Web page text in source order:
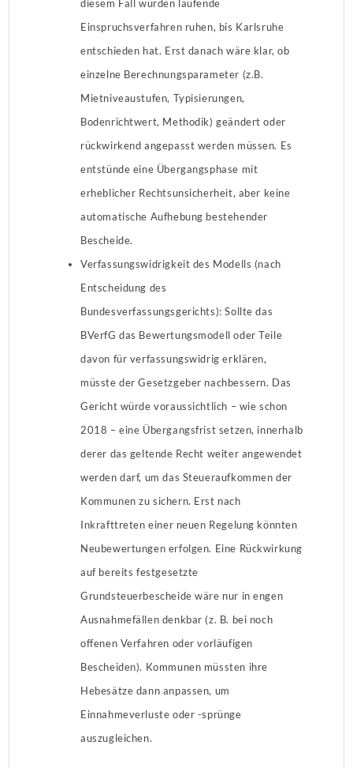
diesem Fall würden laufende
Einspruchsverfahren ruhen, bis Karlsruhe
entschieden hat. Erst danach wäre klar, ob
einzelne Berechnungsparameter (z.B.
Mietniveaustufen, Typisierungen,
Bodenrichtwert, Methodik) geändert oder
rückwirkend angepasst werden müssen. Es
entstünde eine Übergangsphase mit
erheblicher Rechtsunsicherheit, aber keine
automatische Aufhebung bestehender
Bescheide.
Verfassungswidrigkeit des Modells (nach
Entscheidung des
Bundesverfassungsgerichts): Sollte das
BVerfG das Bewertungsmodell oder Teile
davon für verfassungswidrig erklären,
müsste der Gesetzgeber nachbessern. Das
Gericht würde voraussichtlich – wie schon
2018 – eine Übergangsfrist setzen, innerhalb
derer das geltende Recht weiter angewendet
werden darf, um das Steueraufkommen der
Kommunen zu sichern. Erst nach
Inkrafttreten einer neuen Regelung könnten
Neubewertungen erfolgen. Eine Rückwirkung
auf bereits festgesetzte
Grundsteuerbescheide wäre nur in engen
Ausnahmefällen denkbar (z. B. bei noch
offenen Verfahren oder vorläufigen
Bescheiden). Kommunen müssten ihre
Hebesätze dann anpassen, um
Einnahmeverluste oder -sprünge
auszugleichen.